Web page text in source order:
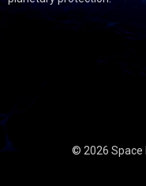
© 2026 Space